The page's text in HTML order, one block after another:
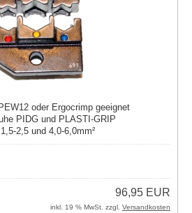
oder Ergocrimp geeignet
PIDG und PLASTI-GRIP
2,5 und 4,0-6,0mm²
96,95 EUR
inkl. 19 % MwSt. zzgl. Versandkosten